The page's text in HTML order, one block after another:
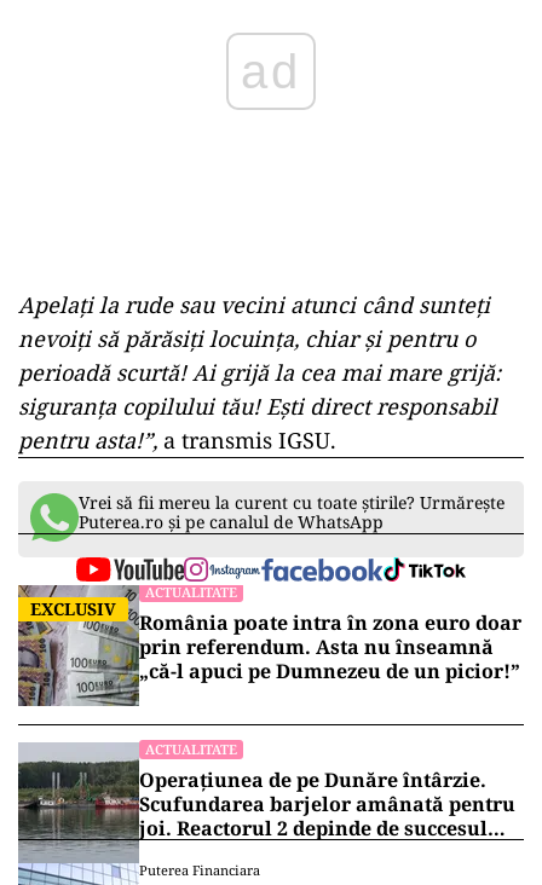
ad
Apelați la rude sau vecini atunci când sunteți
nevoiți să părăsiți locuința, chiar și pentru o
perioadă scurtă! Ai grijă la cea mai mare grijă:
siguranța copilului tău! Ești direct responsabil
pentru asta!”, a transmis IGSU.
Vrei să fii mereu la curent cu toate știrile? Urmărește
Puterea.ro și pe canalul de WhatsApp
EXCLUSIV
ACTUALITATE
România poate intra în zona euro doar
prin referendum. Asta nu înseamnă
„că-l apuci pe Dumnezeu de un picior!”
ACTUALITATE
Operațiunea de pe Dunăre întârzie.
Scufundarea barjelor amânată pentru
joi. Reactorul 2 depinde de succesul
Puterea Financiara